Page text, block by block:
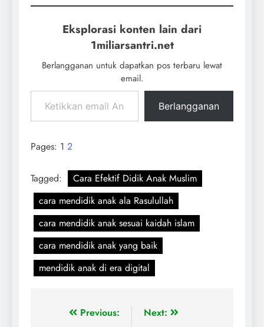
Eksplorasi konten lain dari
1miliarsantri.net
Berlangganan untuk dapatkan pos terbaru lewat
email.
Berlangganan
Pages: 1 2
Tagged:
Cara Efektif Didik Anak Muslim
cara mendidik anak ala Rasulullah
cara mendidik anak sesuai kaidah islam
cara mendidik anak yang baik
mendidik anak di era digital
Previous:
Next: